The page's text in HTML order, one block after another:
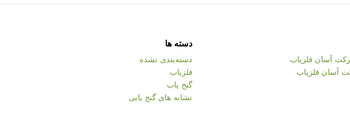
آسان فلزیاب
آسان فلزیاب
دسته ها
دسته‌بندی نشده
فلزیاب
گنج یاب
نشانه های گنج یابی